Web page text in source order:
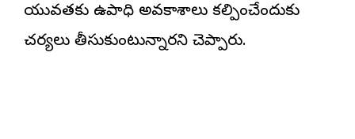
యువతకు ఉపాధి అవకాశాలు కల్పించేందుకు
చర్యలు తీసుకుంటున్నారని చెప్పారు.